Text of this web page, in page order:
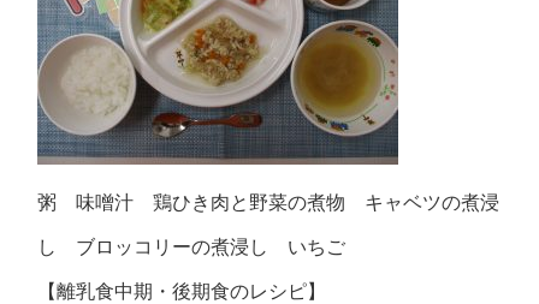
粥 味噌汁 鶏ひき肉と野菜の煮物 キャベツの煮浸
し ブロッコリーの煮浸し いちご
【離乳食中期・後期食のレシピ】